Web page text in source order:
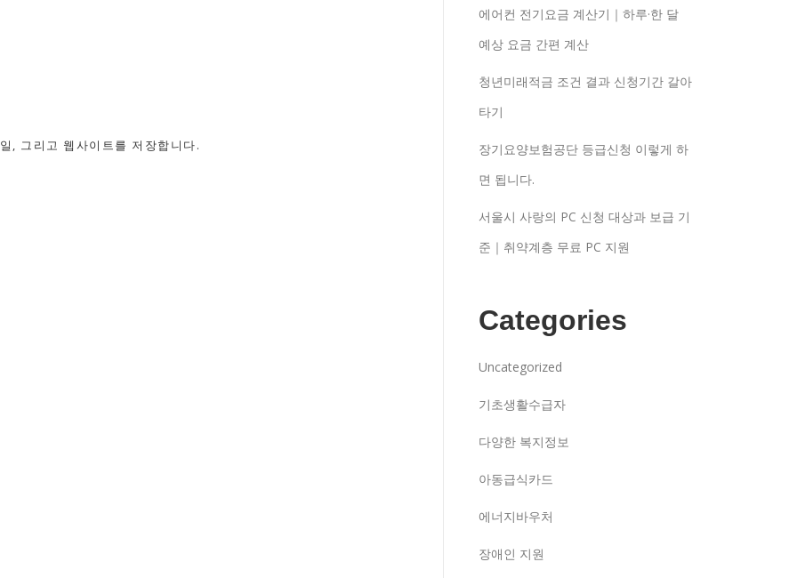
, 그리고 웹사이트를 저장합니다.
에어컨 전기요금 계산기｜하루·한 달
예상 요금 간편 계산
청년미래적금 조건 결과 신청기간 갈아
타기
장기요양보험공단 등급신청 이렇게 하
면 됩니다.
서울시 사랑의 PC 신청 대상과 보급 기
준｜취약계층 무료 PC 지원
Categories
Uncategorized
기초생활수급자
다양한 복지정보
아동급식카드
에너지바우처
장애인 지원